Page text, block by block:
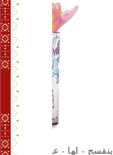
بنفسج - لها - عطر غربي - 100 مل